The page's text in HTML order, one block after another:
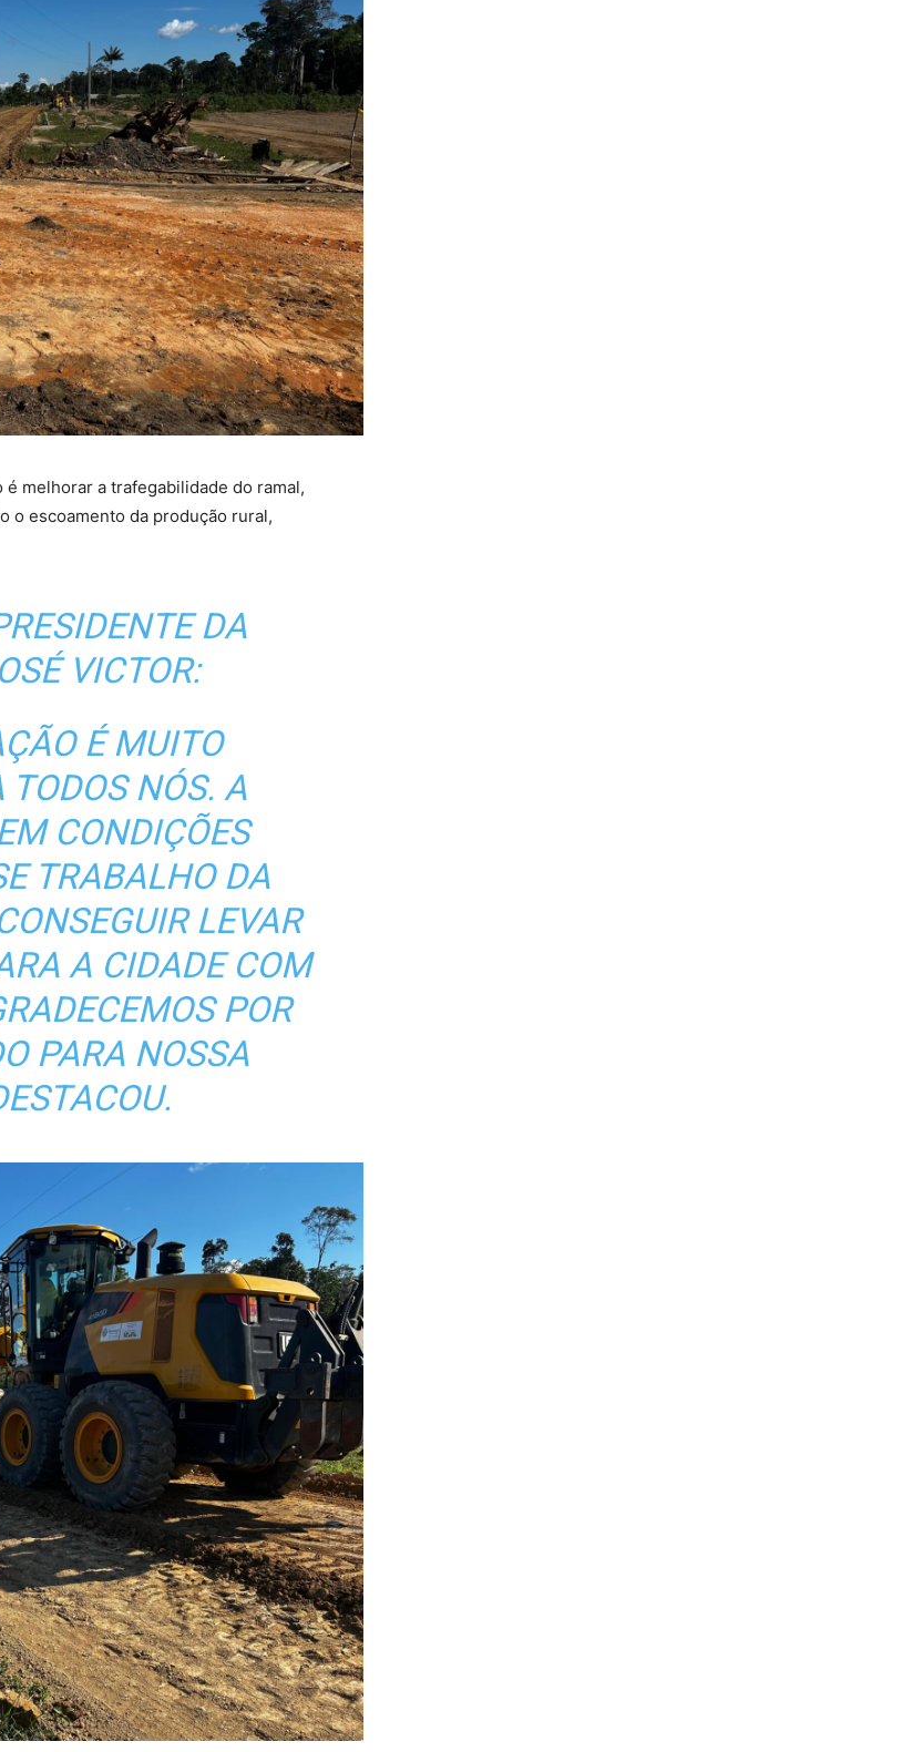
melhorar a trafegabilidade do ramal,
o escoamento da produção rural,
DA
VICTOR:
É MUITO
TODOS NÓS. A
CONDIÇÕES
TRABALHO DA
LEVAR
A CIDADE COM
POR
PARA NOSSA